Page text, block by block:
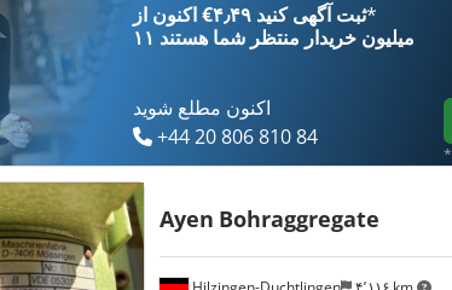
اکنون از ‎€۴٫۴۹ ثبت آگهی کنید*
۱۱ میلیون خریدار منتظر شما هستند
اکنون مطلع شوید
+44 20 806 810 84
Ayen Bohraggregate